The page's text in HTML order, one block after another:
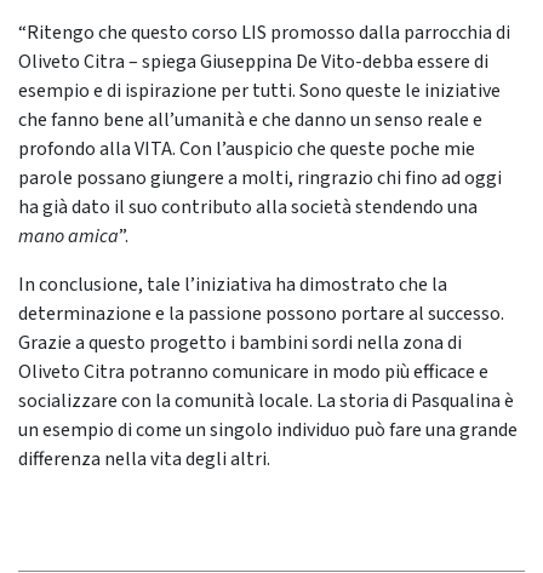
“Ritengo che questo corso LIS promosso dalla parrocchia di
Oliveto Citra – spiega Giuseppina De Vito-debba essere di
esempio e di ispirazione per tutti. Sono queste le iniziative
che fanno bene all’umanità e che danno un senso reale e
profondo alla VITA. Con l’auspicio che queste poche mie
parole possano giungere a molti, ringrazio chi fino ad oggi
ha già dato il suo contributo alla società stendendo una
mano amica”.
In conclusione, tale l’iniziativa ha dimostrato che la
determinazione e la passione possono portare al successo.
Grazie a questo progetto i bambini sordi nella zona di
Oliveto Citra potranno comunicare in modo più efficace e
socializzare con la comunità locale. La storia di Pasqualina è
un esempio di come un singolo individuo può fare una grande
differenza nella vita degli altri.